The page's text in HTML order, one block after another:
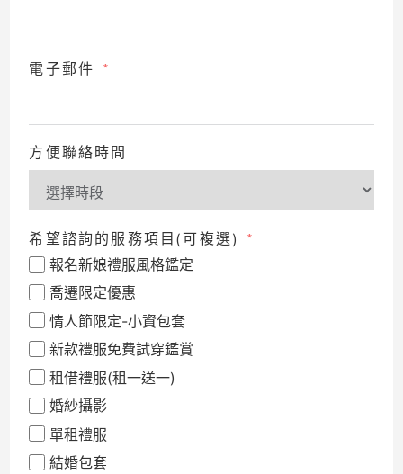
電子郵件
方便聯絡時間
希望諮詢的服務項目(可複選)
報名新娘禮服風格鑑定
喬遷限定優惠
情人節限定-小資包套
新款禮服免費試穿鑑賞
租借禮服(租一送一)
婚紗攝影
單租禮服
結婚包套